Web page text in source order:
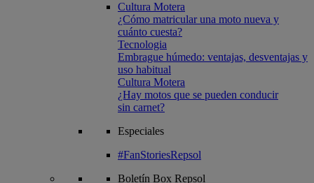
Cultura Motera
¿Cómo matricular una moto nueva y
cuánto cuesta?
Tecnologia
Embrague húmedo: ventajas, desventajas y
uso habitual
Cultura Motera
¿Hay motos que se pueden conducir
sin carnet?
Especiales
#FanStoriesRepsol
Boletín Box Repsol